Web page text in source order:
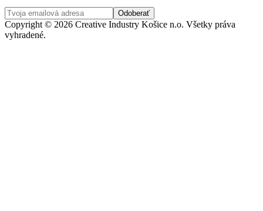
Copyright © 2026 Creative Industry Košice n.o. Všetky práva
vyhradené.